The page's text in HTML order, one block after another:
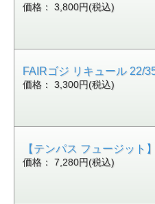
価格： 3,800円(税込)
FAIRゴジ リキュール 22/
価格： 3,300円(税込)
【テンパス フュージット
価格： 7,280円(税込)